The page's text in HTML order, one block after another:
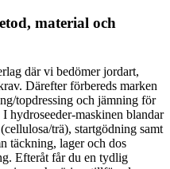
material och
där vi bedömer jordart,
Därefter förbereds marken
topdressing och jämning för
hydroseeder-maskinen blandar
trä), startgödning samt
täckning, lager och dos
Efteråt får du en tydlig